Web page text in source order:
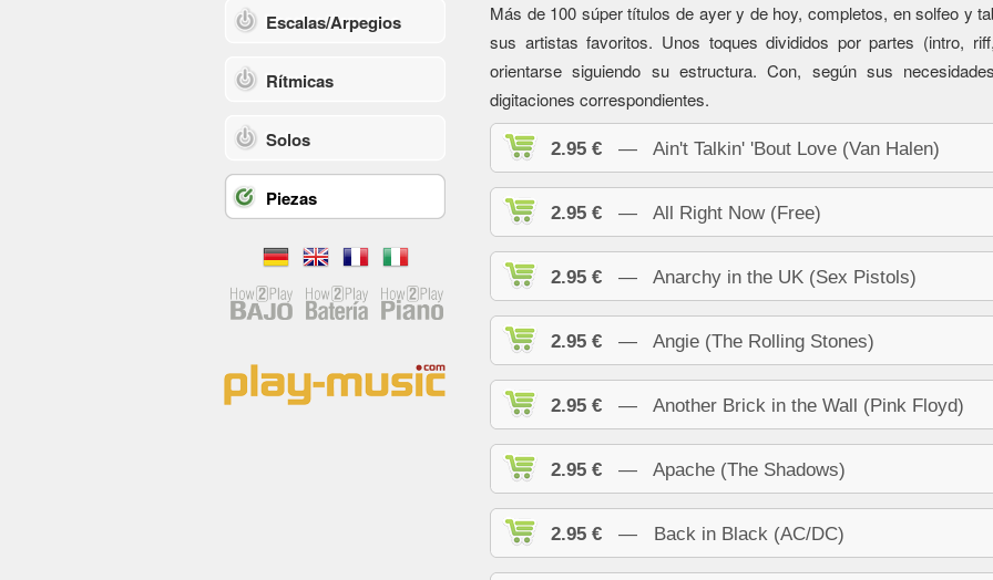
Escalas/Arpegios
Rítmicas
Solos
Piezas
Más de 100 súper títulos de ayer y de hoy, completos, en solfeo y
sus artistas favoritos. Unos toques divididos por partes (intro,
orientarse siguiendo su estructura. Con, según sus
digitaciones correspondientes.
2.95 € — Ain't Talkin' 'Bout Love (Van Halen)
2.95 € — All Right Now (Free)
2.95 € — Anarchy in the UK (Sex Pistols)
2.95 € — Angie (The Rolling Stones)
2.95 € — Another Brick in the Wall (Pink Floyd)
2.95 € — Apache (The Shadows)
2.95 € — Back in Black (AC/DC)